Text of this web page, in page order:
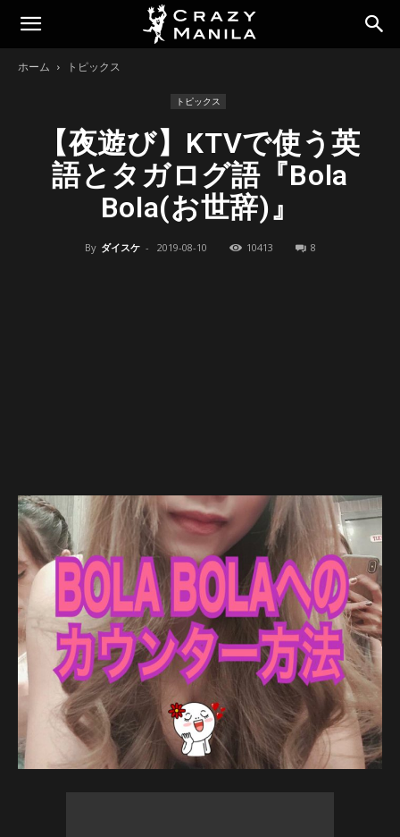
ホーム トピックス
トピックス
【夜遊び】KTVで使う英
語とタガログ語『Bola
Bola(お世辞)』
By ダイスケ - 2019-08-10 10413 8